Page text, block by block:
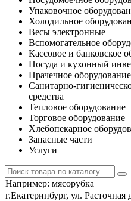
Упаковочное
Холодильное
Весы электронные
Вспомогательное
Кассовое и банковское
Посуда и кухонный
Прачечное оборудование
Санитарно-
средства
Тепловое оборудование
Торговое оборудование
Хлебопекарное
Запасные части
Услуги
Например: мясорубка
г.Екатеринбург, ул. Расточная